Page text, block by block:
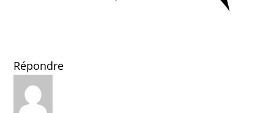
Répondre